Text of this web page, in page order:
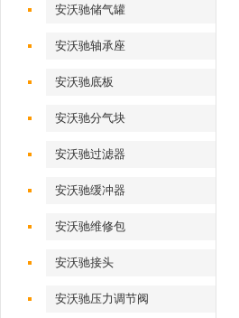
安沃驰储气罐
安沃驰轴承座
安沃驰底板
安沃驰分气块
安沃驰过滤器
安沃驰缓冲器
安沃驰维修包
安沃驰接头
安沃驰压力调节阀